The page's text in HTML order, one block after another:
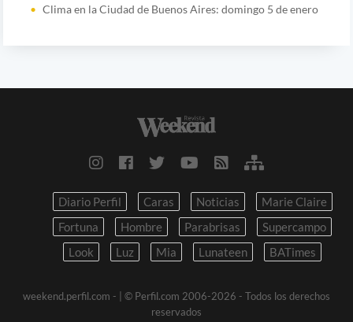
Clima en la Ciudad de Buenos Aires: domingo 5 de enero
Diario Perfil Caras Noticias
Marie Claire
Fortuna
Hombre Parabrisas
Supercampo
Look
Luz Mia Lunateen BATimes
weekend.perfil.com -
| © Perfil.com 2006-2026 - Todos los derechos
reservados